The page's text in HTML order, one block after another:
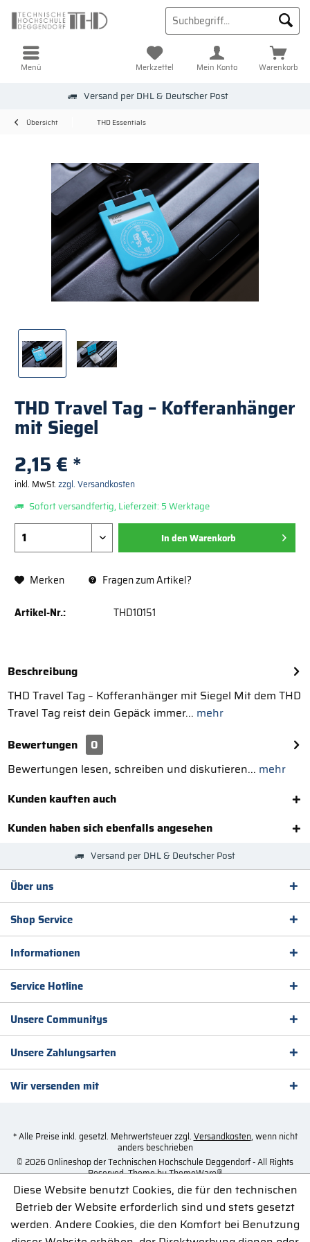
Menü Warenkorb
Merkzettel Mein Konto
Versand per DHL & Deutscher Post
Übersicht THD Essentials
THD Travel Tag – Kofferanhänger
mit Siegel
2,15 € *
inkl. MwSt. zzgl. Versandkosten
Sofort versandfertig, Lieferzeit: 5 Werktage
In denWarenkorb
Merken Fragen zum Artikel?
Artikel-Nr.: THD10151
Beschreibung
THD Travel Tag – Kofferanhänger mit Siegel Mit dem THD
Travel Tag reist dein Gepäck immer... mehr
Bewertungen
0
Bewertungen lesen, schreiben und diskutieren... mehr
Kunden kauften auch
Kunden haben sich ebenfalls angesehen
Versand per DHL & Deutscher Post
Über uns
Shop Service
Informationen
Service Hotline
Unsere Communitys
Unsere Zahlungsarten
Wir versenden mit
* Alle Preise inkl. gesetzl. Mehrwertsteuer zzgl. Versandkosten, wenn nicht
anders beschrieben
© 2026 Onlineshop der Technischen Hochschule Deggendorf - All Rights
Reserved. Theme byThemeWare®
Diese Website benutzt Cookies, die für den technischen
Betrieb der Website erforderlich sind und stets gesetzt
werden. Andere Cookies, die den Komfort bei Benutzung